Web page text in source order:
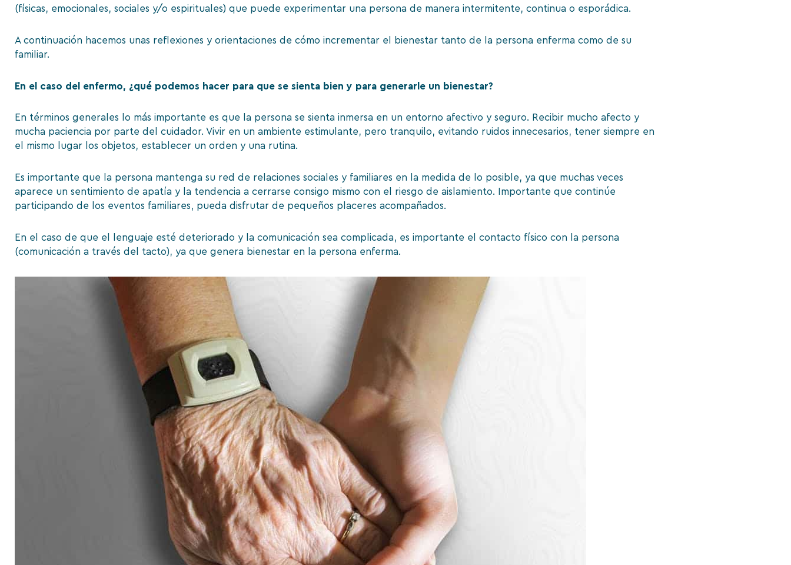
(físicas, emocionales, sociales y/o espirituales) que puede experimentar una persona de manera intermitente, continua o esporádica.
A continuación hacemos unas reflexiones y orientaciones de cómo incrementar el bienestar tanto de la persona enferma como de su
familiar.
En el caso del enfermo, ¿qué podemos hacer para que se sienta bien y para generarle un bienestar?
En términos generales lo más importante es que la persona se sienta inmersa en un entorno afectivo y seguro. Recibir mucho afecto y
mucha paciencia por parte del cuidador. Vivir en un ambiente estimulante, pero tranquilo, evitando ruidos innecesarios, tener siempre en
el mismo lugar los objetos, establecer un orden y una rutina.
Es importante que la persona mantenga su red de relaciones sociales y familiares en la medida de lo posible, ya que muchas veces
aparece un sentimiento de apatía y la tendencia a cerrarse consigo mismo con el riesgo de aislamiento. Importante que continúe
participando de los eventos familiares, pueda disfrutar de pequeños placeres acompañados.
En el caso de que el lenguaje esté deteriorado y la comunicación sea complicada, es importante el contacto físico con la persona
(comunicación a través del tacto), ya que genera bienestar en la persona enferma.